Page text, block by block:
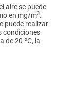
aire se puede
en mg/m3.
puede realizar
condiciones
de 20 ºC, la